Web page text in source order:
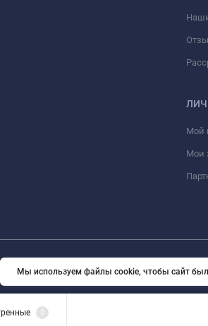
Мой
Мои
© 2026 ООО «ФАЗИНЖИНИРИНГ». Все
0
Мы используем файлы cookie, чтобы сайт